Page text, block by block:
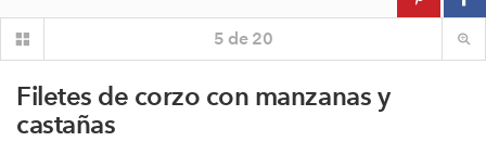
5 de 20
Filetes de corzo con manzanas y
castañas